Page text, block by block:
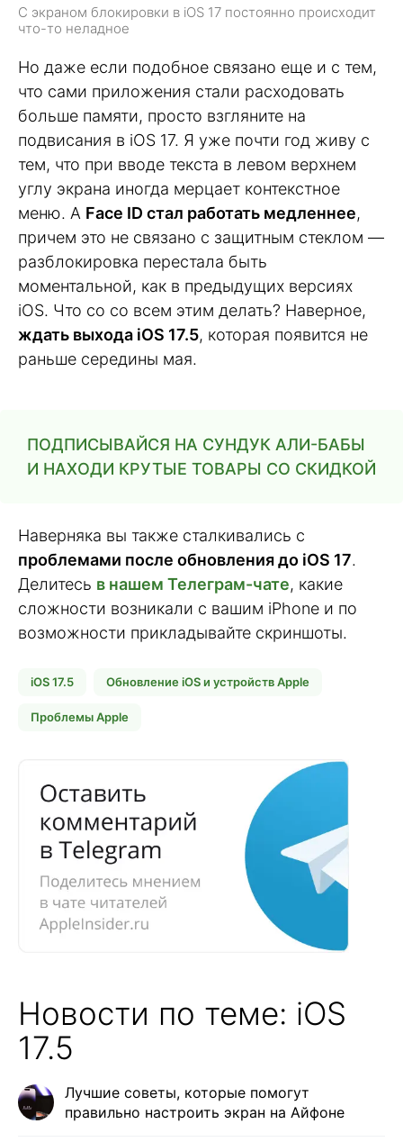
С экраном блокировки в iOS 17 постоянно происходит
что-то неладное
Но даже если подобное связано еще и с тем,
что сами приложения стали расходовать
больше памяти, просто взгляните на
подвисания в iOS 17. Я уже почти год живу с
тем, что при вводе текста в левом верхнем
углу экрана иногда мерцает контекстное
меню. А Face ID стал работать медленнее,
причем это не связано с защитным стеклом —
разблокировка перестала быть
моментальной, как в предыдущих версиях
iOS. Что со со всем этим делать? Наверное,
ждать выхода iOS 17.5, которая появится не
раньше середины мая.
ПОДПИСЫВАЙСЯ НА СУНДУК АЛИ-БАБЫ
И НАХОДИ КРУТЫЕ ТОВАРЫ СО СКИДКОЙ
Наверняка вы также сталкивались с
проблемами после обновления до iOS 17.
Делитесь в нашем Телеграм-чате, какие
сложности возникали с вашим iPhone и по
возможности прикладывайте скриншоты.
iOS 17.5 Обновление iOS и устройств Apple
Проблемы Apple
Новости по теме: iOS
17.5
Лучшие советы, которые помогут
правильно настроить экран на Айфоне